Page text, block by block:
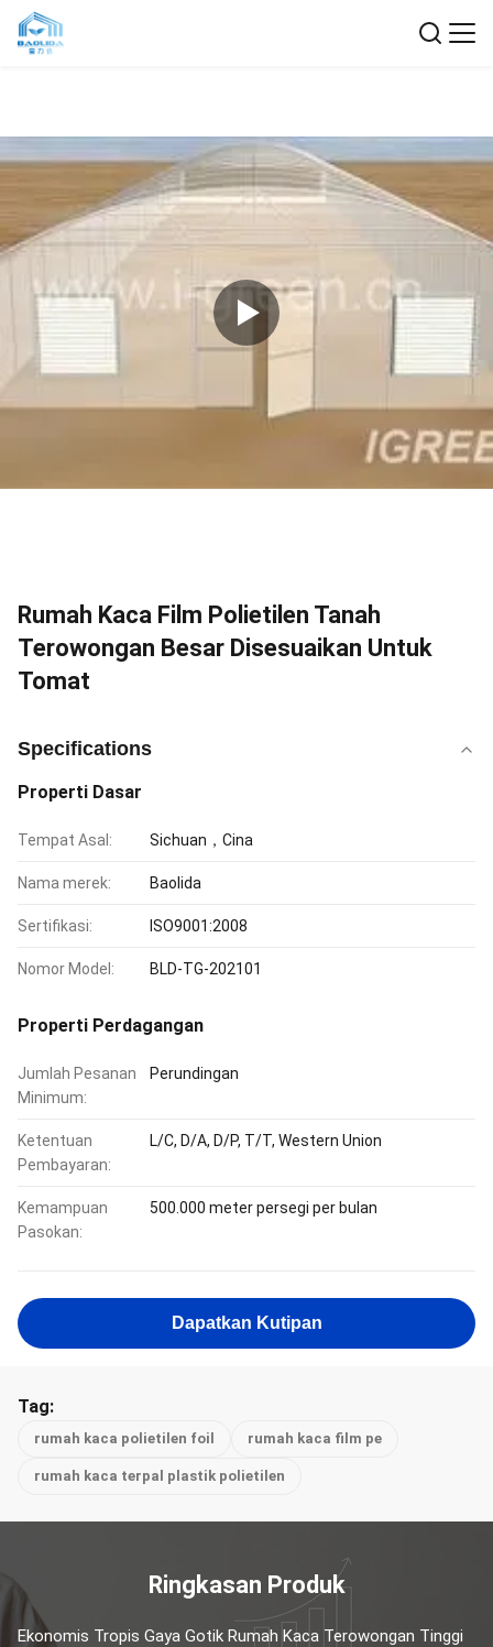
Rumah Kaca Film Polietilen Tanah
Terowongan Besar Disesuaikan Untuk
Tomat
Specifications
Properti Dasar
Tempat Asal: Sichuan，Cina
Nama merek: Baolida
Sertifikasi: ISO9001:2008
Nomor Model: BLD-TG-202101
Properti Perdagangan
Jumlah Pesanan
Minimum:
Perundingan
Ketentuan
Pembayaran:
L/C, D/A, D/P, T/T, Western Union
Kemampuan
Pasokan:
500.000 meter persegi per bulan
Dapatkan Kutipan
Tag:
rumah kaca polietilen foil rumah kaca film pe
rumah kaca terpal plastik polietilen
Ringkasan Produk
Ekonomis Tropis Gaya Gotik Rumah Kaca Terowongan Tinggi